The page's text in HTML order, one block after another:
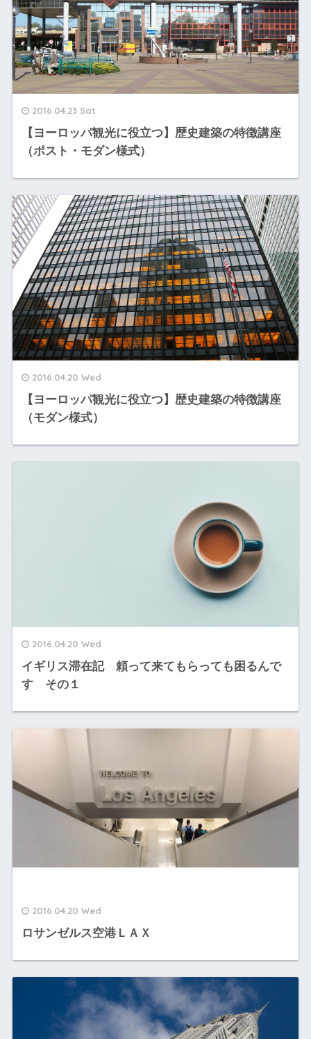
2016.04.23 Sat
【ヨーロッパ観光に役立つ】歴史建築の特徴講座
（ポスト・モダン様式）
2016.04.20 Wed
【ヨーロッパ観光に役立つ】歴史建築の特徴講座
（モダン様式）
2016.04.20 Wed
イギリス滞在記 頼って来てもらっても困るんで
す その１
2016.04.20 Wed
ロサンゼルス空港ＬＡＸ